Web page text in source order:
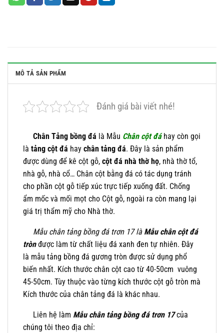
MÔ TẢ SẢN PHẨM
Đánh giá bài viết nhé!
Chân Tảng bồng đá là Mẫu Chân cột đá hay còn gọi
là tảng cột đá hay chân tảng đá. Đây là sản phẩm
được dùng để kê cột gỗ, cột đá nhà thờ họ, nhà thờ tổ,
nhà gỗ, nhà cổ… Chân cột bằng đá có tác dụng tránh
cho phần cột gỗ tiếp xúc trực tiếp xuống đất. Chống
ẩm mốc và mối mọt cho Cột gỗ, ngoài ra còn mang lại
giá trị thẩm mỹ cho Nhà thờ.
Mẫu chân tảng bồng đá trơn 17 là Mẫu chân cột đá
trònđược làm từ chất liệu đá xanh đen tự nhiên. Đây
là mẫu tảng bồng đá gương tròn được sử dụng phổ
biến nhất. Kích thước chân cột cao từ 40-50cm vuông
45-50cm. Tùy thuộc vào từng kích thước cột gỗ tròn mà
Kích thước của chân tảng đá là khác nhau.
Liên hệ làm Mẫu chân tảng bồng đá trơn 17của
chúng tôi theo địa chỉ: